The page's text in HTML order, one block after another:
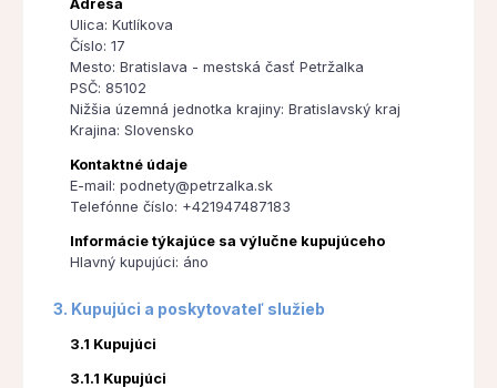
Adresa
Ulica: Kutlíkova
Číslo: 17
Mesto: Bratislava - mestská časť Petržalka
PSČ: 85102
Nižšia územná jednotka krajiny: Bratislavský kraj
Krajina: Slovensko
Kontaktné údaje
E-mail: podnety@petrzalka.sk
Telefónne číslo: +421947487183
Informácie týkajúce sa výlučne kupujúceho
Hlavný kupujúci: áno
3. Kupujúci a poskytovateľ služieb
3.1 Kupujúci
3.1.1 Kupujúci